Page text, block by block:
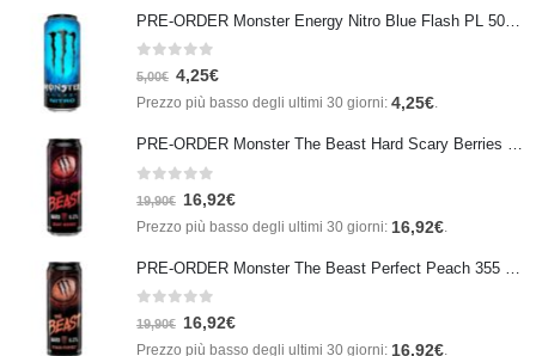
Su 5
5,00€ 4,25€
Prezzo più basso degli ultimi 30 giorni: 4,25€.
PRE-ORDER Monster The Beast Hard Scary Berries 355 ml IN ARRIVO ENTRO IL 21 SETTEMBRE
Su 5
19,90€ 16,92€
Prezzo più basso degli ultimi 30 giorni: 16,92€.
Su 5
19,90€ 16,92€
Prezzo più basso degli ultimi 30 giorni: 16,92€.